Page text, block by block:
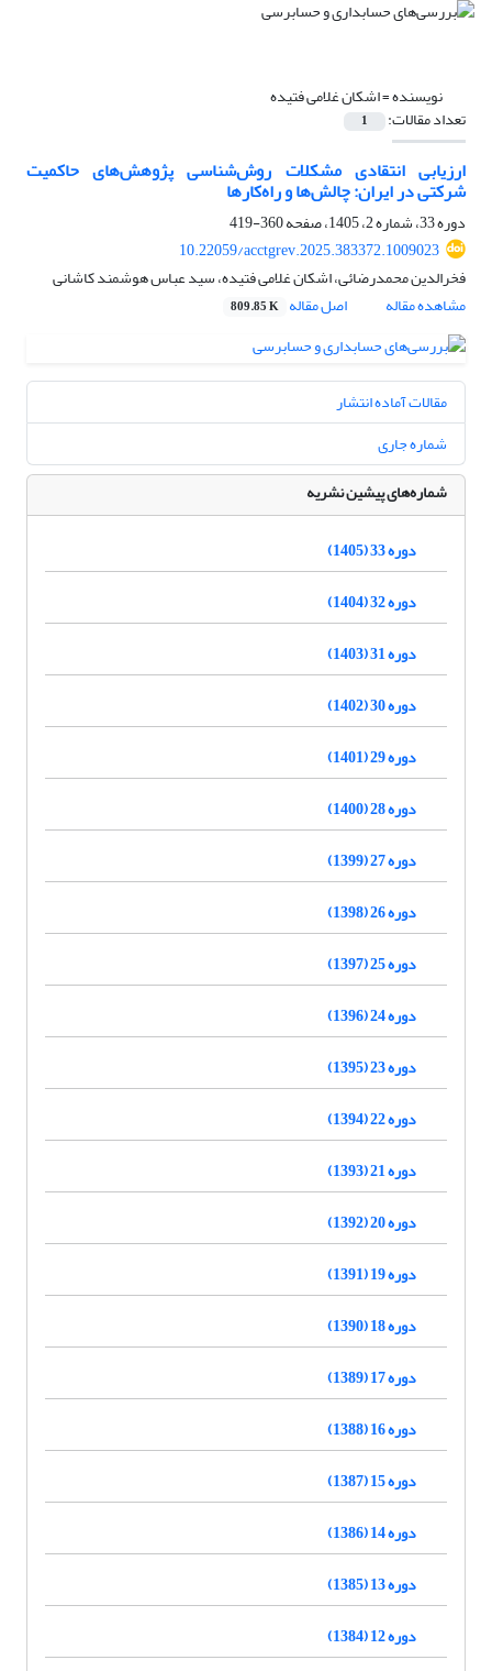
نویسنده =اشکان غلامی فتیده
تعداد مقالات: 1
ارزیابی انتقادی مشکلات روش‌‌شناسی پژوهش‌‌های حاکمیت
شرکتی در ایران: چالش‌‌ها و ‌راه‏‌کارها
دوره 33، شماره 2، 1405، صفحه
360-419
10.22059/acctgrev.2025.383372.1009023
فخرالدین محمدرضائی، اشکان غلامی فتیده، سید عباس هوشمند کاشانی
مشاهده مقاله
اصل مقاله 809.85 K
مقالات آماده انتشار
شماره جاری
شماره‌های پیشین نشریه
دوره 33 (1405)
دوره 32 (1404)
دوره 31 (1403)
دوره 30 (1402)
دوره 29 (1401)
دوره 28 (1400)
دوره 27 (1399)
دوره 26 (1398)
دوره 25 (1397)
دوره 24 (1396)
دوره 23 (1395)
دوره 22 (1394)
دوره 21 (1393)
دوره 20 (1392)
دوره 19 (1391)
دوره 18 (1390)
دوره 17 (1389)
دوره 16 (1388)
دوره 15 (1387)
دوره 14 (1386)
دوره 13 (1385)
دوره 12 (1384)